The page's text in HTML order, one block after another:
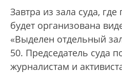
Завтра из зала суда,
будет организована
«Выделен отдельный
50. Председатель суда
журналистам и